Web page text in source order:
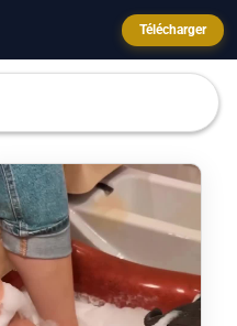
Télécharger